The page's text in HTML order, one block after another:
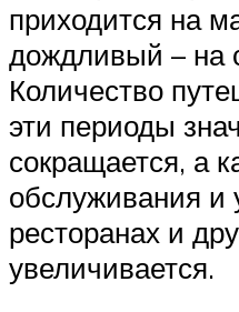
приходится на
дождливый – на
Количество
эти периоды
сокращается, а
обслуживания и
ресторанах и
увеличивается.